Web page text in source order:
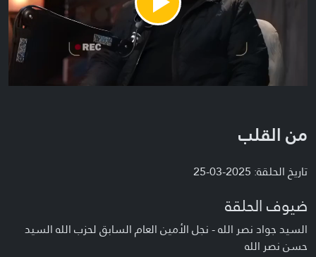
Play
Video
من القلب
تاريخ الحلقة: 2025-03-25
ضيوف الحلقة
السيد جواد نصر الله - نجل الأمين العام السابق لحزب الله السيد
حسن نصر الله